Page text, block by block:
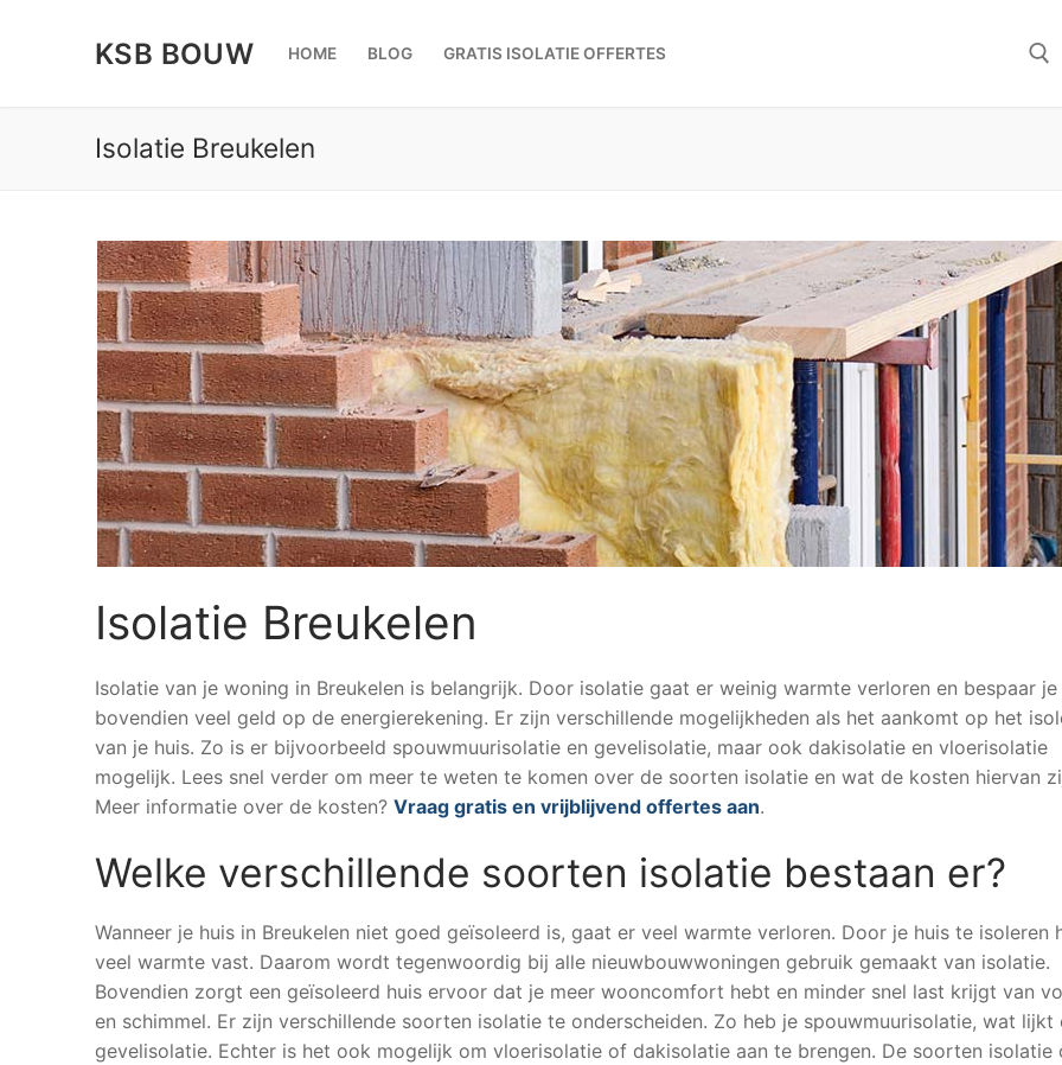
KSB BOUW HOME BLOG GRATIS ISOLATIE OFFERTES
Isolatie Breukelen
Isolatie Breukelen
Isolatie van je woning in Breukelen is belangrijk. Door isolatie gaat er weinig warmte verloren en bespaar je
bovendien veel geld op de energierekening. Er zijn verschillende mogelijkheden als het aankomt op het
van je huis. Zo is er bijvoorbeeld spouwmuurisolatie en gevelisolatie, maar ook dakisolatie en vloerisolatie
mogelijk. Lees snel verder om meer te weten te komen over de soorten isolatie en wat de kosten hiervan
Meer informatie over de kosten? Vraag gratis en vrijblijvend offertes aan.
Welke verschillende soorten isolatie bestaan er?
Wanneer je huis in Breukelen niet goed geïsoleerd is, gaat er veel warmte verloren. Door je huis te isoleren
veel warmte vast. Daarom wordt tegenwoordig bij alle nieuwbouwwoningen gebruik gemaakt van isolatie.
Bovendien zorgt een geïsoleerd huis ervoor dat je meer wooncomfort hebt en minder snel last krijgt van
en schimmel. Er zijn verschillende soorten isolatie te onderscheiden. Zo heb je spouwmuurisolatie, wat lijkt
gevelisolatie. Echter is het ook mogelijk om vloerisolatie of dakisolatie aan te brengen. De soorten isolatie